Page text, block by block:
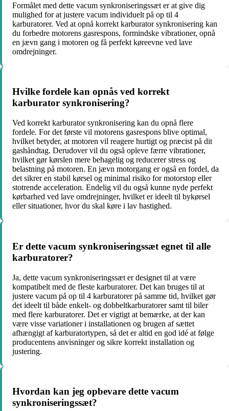
Formålet med dette vacum synkroniseringssæt er at give dig
mulighed for at justere vacum individuelt på op til 4
karburatorer. Ved at opnå korrekt karburator synkronisering kan
du forbedre motorens gasrespons, formindske vibrationer, opnå
en jævn gang i motoren og få perfekt køreevne ved lave
omdrejninger.
Hvilke fordele kan opnås ved korrekt
karburator synkronisering?
Ved korrekt karburator synkronisering kan du opnå flere
fordele. For det første vil motorens gasrespons blive optimal,
hvilket betyder, at motoren vil reagere hurtigt og præcist på dit
gashåndtag. Derudover vil du også opleve færre vibrationer,
hvilket gør kørslen mere behagelig og reducerer stress og
belastning på motoren. En jævn motorgang er også en fordel, da
det sikrer en stabil kørsel og minimal risiko for motorstop eller
stotrende acceleration. Endelig vil du også kunne nyde perfekt
kørbarhed ved lave omdrejninger, hvilket er ideelt til bykørsel
eller situationer, hvor du skal køre i lav hastighed.
Er dette vacum synkroniseringssæt egnet til alle
karburatorer?
Ja, dette vacum synkroniseringssæt er designet til at være
kompatibelt med de fleste karburatorer. Det kan bruges til at
justere vacum på op til 4 karburatorer på samme tid, hvilket gør
det ideelt til både enkelt- og dobbeltkarburatorer samt til biler
med flere karburatorer. Det er vigtigt at bemærke, at der kan
være visse variationer i installationen og brugen af ​​sættet
afhængigt af karburatortypen, så det er altid en god idé at følge
producentens anvisninger og sikre korrekt installation og
justering.
Hvordan kan jeg opbevare dette vacum
synkroniseringssæt?